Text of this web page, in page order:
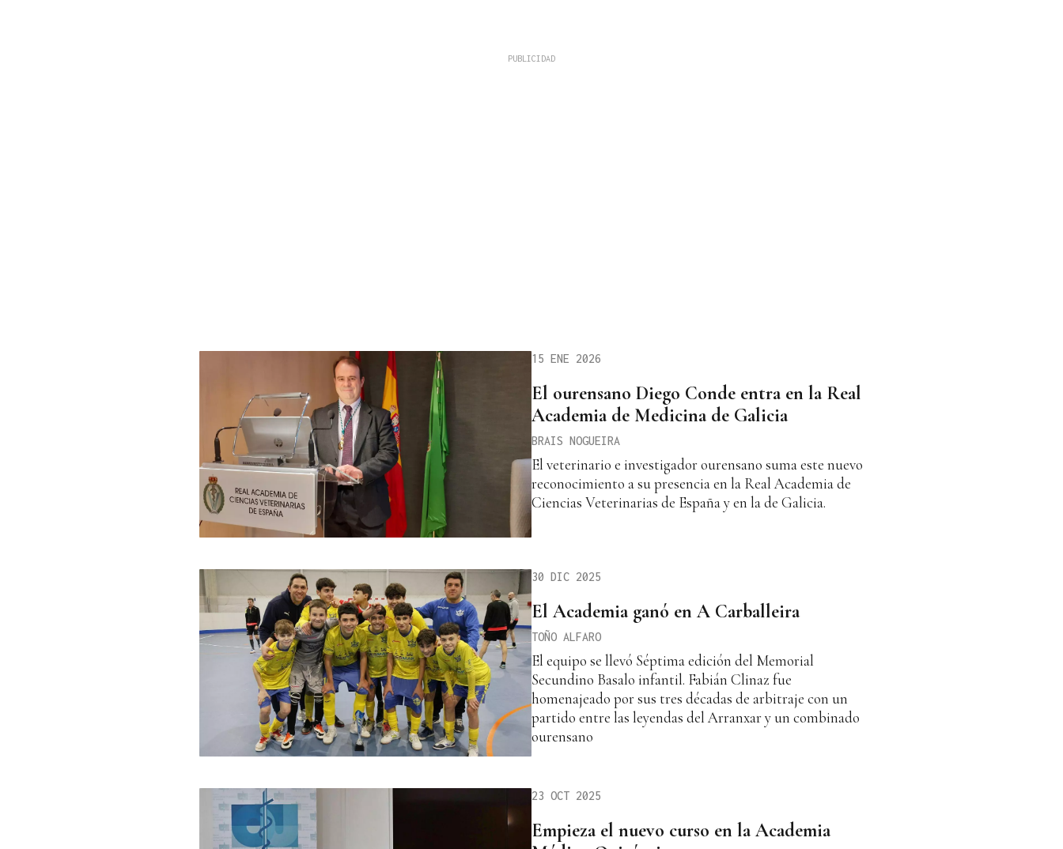
15 ENE 2026
El ourensano Diego Conde entra en la Real
Academia de Medicina de Galicia
BRAIS NOGUEIRA
El veterinario e investigador ourensano suma este nuevo
reconocimiento a su presencia en la Real Academia de
Ciencias Veterinarias de España y en la de Galicia.
30 DIC 2025
El Academia ganó en A Carballeira
TOÑO ALFARO
El equipo se llevó Séptima edición del Memorial
Secundino Basalo infantil. Fabián Clinaz fue
homenajeado por sus tres décadas de arbitraje con un
partido entre las leyendas del Arranxar y un combinado
ourensano
23 OCT 2025
Empieza el nuevo curso en la Academia